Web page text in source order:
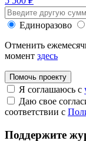
Единоразово
Отменить
момент здесь
Помочь проекту
Я соглашаюсь с
Даю свое
соответствии с
Поддержите